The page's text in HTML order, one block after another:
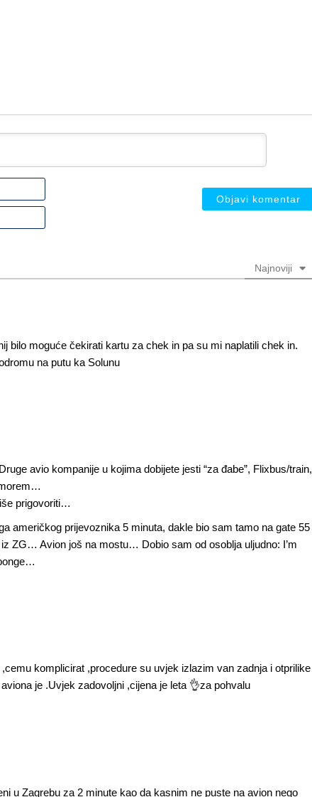
Ime
ili
nadimak
Email
(nije
Najnoviji
bilo moguće čekirati kartu za chek in pa su mi naplatili chek in.
na putu ka Solunu
avio kompanije u kojima dobijete jesti “za đabe”, Flixbus/train,
prigovoriti…
američkog prijevoznika 5 minuta, dakle bio sam tamo na gate 55
ZG… Avion još na mostu… Dobio sam od osoblja uljudno: I’m
komplicirat ,procedure su uvjek izlazim van zadnja i otprilike
je .Uvjek zadovoljni ,cijena je leta 👌za pohvalu
u Zagrebu za 2 minute kao da kasnim ne puste na avion nego